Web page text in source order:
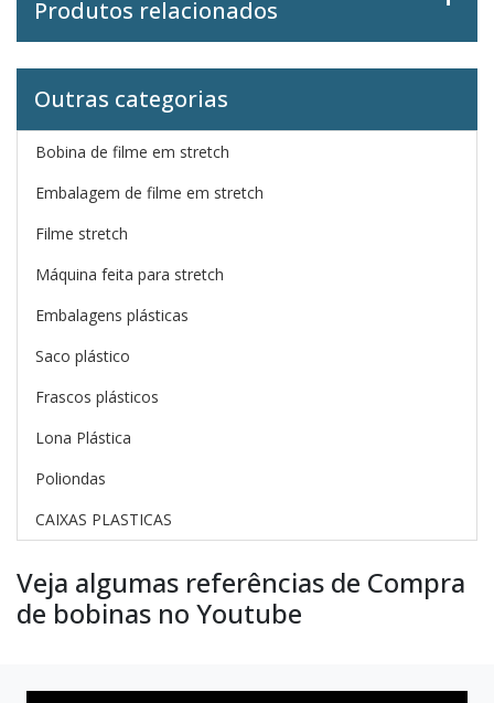
Produtos relacionados
Outras categorias
Bobina de filme em stretch
Embalagem de filme em stretch
Filme stretch
Máquina feita para stretch
Embalagens plásticas
Saco plástico
Frascos plásticos
Lona Plástica
Poliondas
CAIXAS PLASTICAS
Veja algumas referências de Compra
de bobinas no Youtube